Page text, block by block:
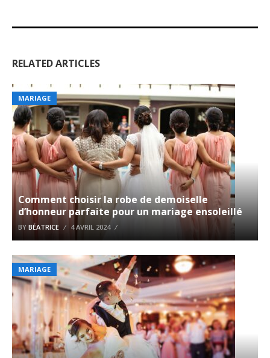
RELATED ARTICLES
MARIAGE
Comment choisir la robe de demoiselle
d’honneur parfaite pour un mariage ensoleillé
BY BÉATRICE 4 AVRIL 2024
MARIAGE